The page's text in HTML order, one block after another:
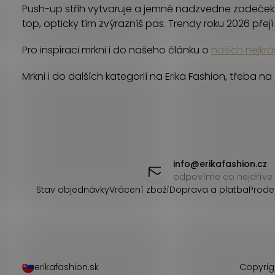
c
í
p
s
Push-up střih vytvaruje a jemně nadzvedne
top, opticky tím zvýrazníš pas. Trendy roku 2026
Pro inspiraci mrkni i do našeho článku o našich
Mrkni i do dalších kategorií na Erika Fashion, třeba na
info@erikafashion.cz
odpovíme co nejdříve
Stav objednávkyVrácení zbožíDoprava a platba
erikafashion.sk